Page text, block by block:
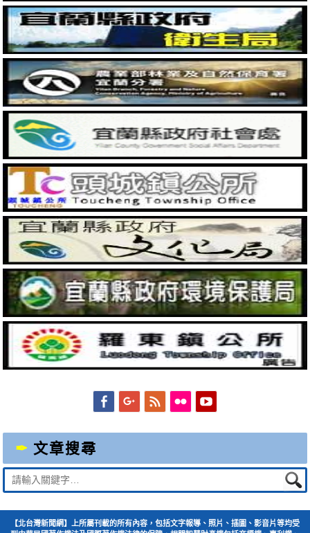
FacebookGoogleplus
Feed Flickr
文章搜尋
Suche
nach:
【北台灣新聞網】上所屬刊載的所有內容，包括文字報導、照片、插圖、影音片等均受